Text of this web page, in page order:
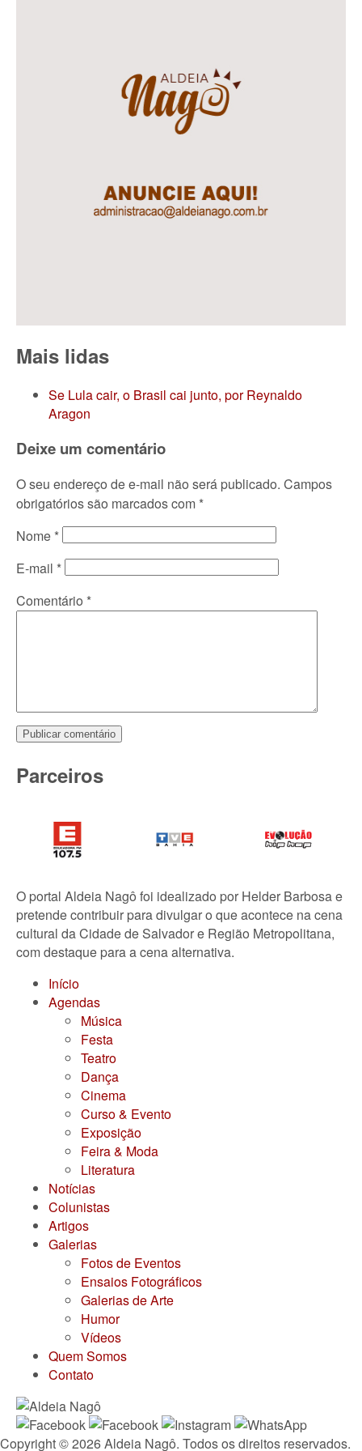
Mais lidas
Se Lula cair, o Brasil cai junto, por Reynaldo
Aragon
Deixe um comentário
O seu endereço de e-mail não será publicado. Campos
obrigatórios são marcados com *
Nome *
E-mail *
Comentário *
Parceiros
O portal Aldeia Nagô foi idealizado por Helder Barbosa e
pretende contribuir para divulgar o que acontece na cena
cultural da Cidade de Salvador e Região Metropolitana,
com destaque para a cena alternativa.
Início
Agendas
Música
Festa
Teatro
Dança
Cinema
Curso & Evento
Exposição
Feira & Moda
Literatura
Notícias
Colunistas
Artigos
Galerias
Fotos de Eventos
Ensaios Fotográficos
Galerias de Arte
Humor
Vídeos
Quem Somos
Contato
Copyright © 2026 Aldeia Nagô. Todos os direitos reservados.